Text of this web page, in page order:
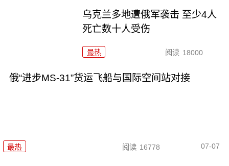
乌克兰多地遭俄军袭击 至少4人
死亡数十人受伤
最热 阅读 18000
俄“进步MS-31”货运飞船与国际空间站对接
最热 阅读 16778 07-07